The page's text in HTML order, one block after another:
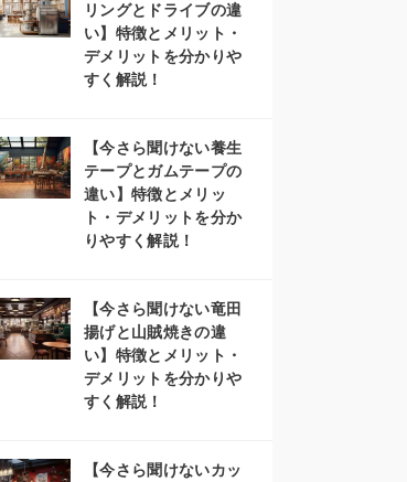
リングとドライブの違
い】特徴とメリット・
デメリットを分かりや
すく解説！
【今さら聞けない養生
テープとガムテープの
違い】特徴とメリッ
ト・デメリットを分か
りやすく解説！
【今さら聞けない竜田
揚げと山賊焼きの違
い】特徴とメリット・
デメリットを分かりや
すく解説！
【今さら聞けないカッ